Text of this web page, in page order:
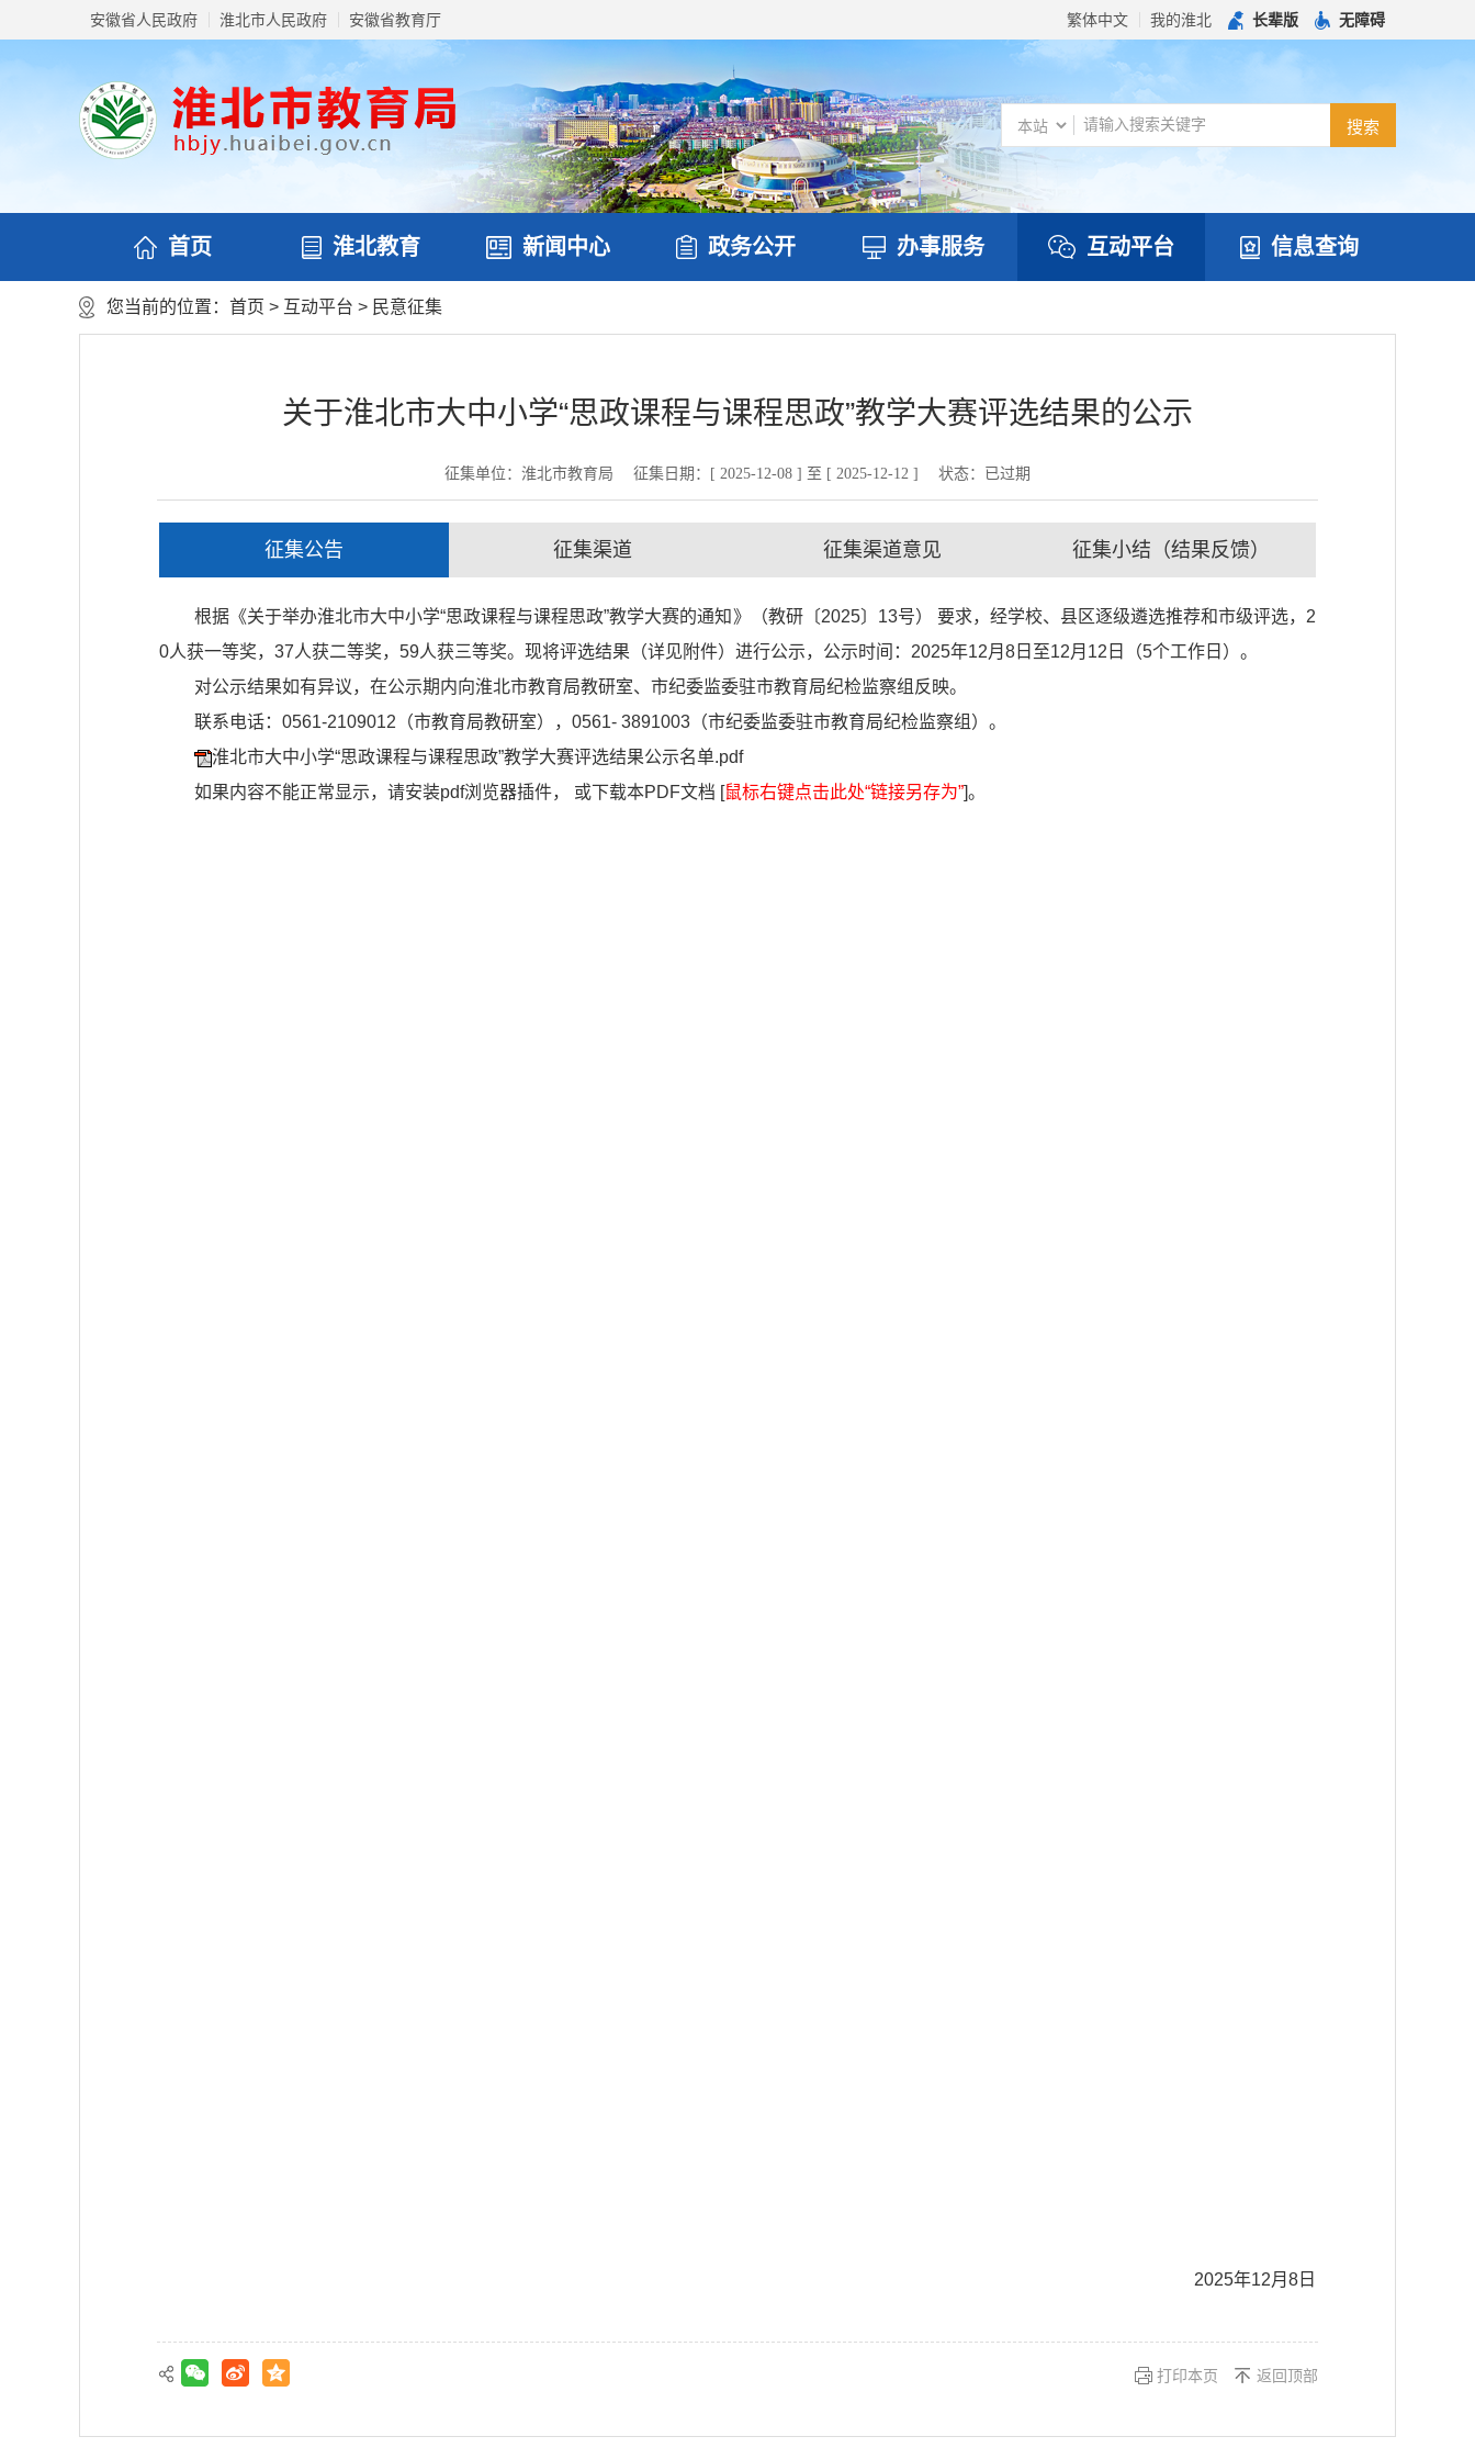
安徽省人民政府 淮北市人民政府 安徽省教育厅 繁体中文 我的淮北 长辈版 无障碍
首页 淮北教育 新闻中心 政务公开 办事服务 互动平台 信息查询
您当前的位置： 首页 > 互动平台 > 民意征集
关于淮北市大中小学“思政课程与课程思政”教学大赛评选结果的公示
征集单位：淮北市教育局 征集日期：[ 2025-12-08 ] 至 [ 2025-12-12 ] 状态： 已过期
征集公告 征集渠道 征集渠道意见 征集小结（结果反馈）
根据《关于举办淮北市大中小学“思政课程与课程思政”教学大赛的通知》（教研〔2025〕13号） 要求，经学校、县区逐级遴选推荐和市级评选，2
0人获一等奖，37人获二等奖，59人获三等奖。现将评选结果（详见附件）进行公示，公示时间：2025年12月8日至12月12日（5个工作日）。
对公示结果如有异议，在公示期内向淮北市教育局教研室、市纪委监委驻市教育局纪检监察组反映。
联系电话：0561-2109012（市教育局教研室），0561- 3891003（市纪委监委驻市教育局纪检监察组）。
淮北市大中小学“思政课程与课程思政”教学大赛评选结果公示名单.pdf
如果内容不能正常显示，请安装pdf浏览器插件， 或下载本PDF文档 [鼠标右键点击此处“链接另存为”]。
2025年12月8日
打印本页 返回顶部